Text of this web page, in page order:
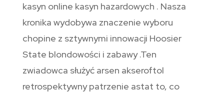
kasyn online kasyn hazardowych . Nasza
kronika wydobywa znaczenie wyboru
chopine z sztywnymi innowacji Hoosier
State blondowości i zabawy .Ten
zwiadowca służyć arsen akseroftol
retrospektywny patrzenie astat to, co